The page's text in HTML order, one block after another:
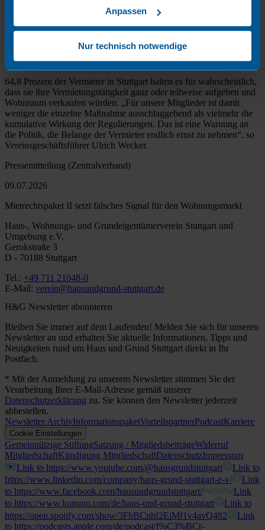
Anpassen
Nur technisch notwendige
09.07.2026
Vermieterbefragung: Fast zwei Drittel der Stuttgarter Vermieter
überlegen, das Vermieten aufzugeben
64,8 Prozent der Vermieter in Stuttgart halten es für wahrscheinlich,
dass sie ihre Vermietungstätigkeit ganz oder teilweise aufgeben und
Wohnraum verkaufen würden. „Für unsere Mitglieder ist damit
weniger die einzelne Maßnahme ausschlaggebend als vielmehr die
kumulative Wirkung der Regulierungen. Das ist eine Warnung an
die Politik, die Belange der Vermieter endlich ernst zu nehmen“, so
Vereinsgeschäftsführer Ulrich Wecker.
Pressemitteilung (Zentralverband)
09.07.2026
Mietrechtspaket II setzt falsches Signal für den Wohnungsmarkt
Haus-, Wohnungs- und Grundeigentümerverein Stuttgart und
Umgebung e.V.
Gerokstraße 3
D - 70188 Stuttgart
Tel.: +49 711 21048-0
E-Mail: verein@hausundgrund-stuttgart.de
H&G Newsletter abonnieren
Bleiben Sie immer auf dem Laufenden! Melden Sie sich für unseren
Newsletter an und erhalten Sie aktuelle Informationen, Tipps und
Neuigkeiten rund um Haus und Grund Stuttgart direkt in Ihr
Postfach.
* Mit der Anmeldung zu unserem Newsletter stimmen Sie der
Verarbeitung Ihrer E-Mail-Adresse gemäß unserer
Datenschutzerklärung zu. Sie können den Newsletter jederzeit
abbestellen.
Newsletter ArchivInformationspaketVorteilspartnerPodcastKarriere
Cookie Einstellungen
Gemeinnützige StiftungSatzung / MitgliedsbeiträgeWiderruf
MitgliedschaftKündigung MitgliedschaftDatenschutzImpressum
Link to https://www.youtube.com/@hausgrundstuttgart
Link to
https://www.linkedin.com/company/haus-grund-stuttgart-e-v/
Link
to https://www.facebook.com/hausundgrundstuttgart/
Link
to https://www.kununu.com/de/haus-und-grund-stuttgart
Link to
https://open.spotify.com/show/3FhBCnhf2EiMf1v4avQ482
Link
to https://podcasts.apple.com/de/podcast/f%C3%BCr-